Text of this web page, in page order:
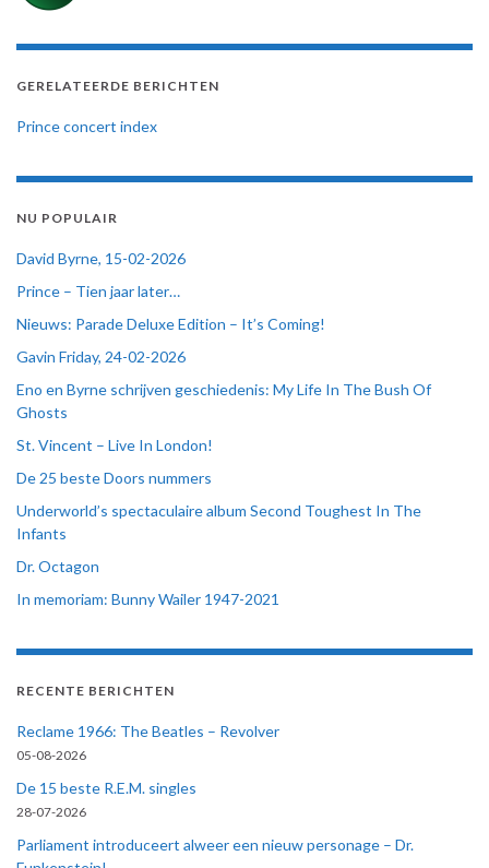
GERELATEERDE BERICHTEN
Prince concert index
NU POPULAIR
David Byrne, 15-02-2026
Prince – Tien jaar later…
Nieuws: Parade Deluxe Edition – It’s Coming!
Gavin Friday, 24-02-2026
Eno en Byrne schrijven geschiedenis: My Life In The Bush Of
Ghosts
St. Vincent – Live In London!
De 25 beste Doors nummers
Underworld’s spectaculaire album Second Toughest In The
Infants
Dr. Octagon
In memoriam: Bunny Wailer 1947-2021
RECENTE BERICHTEN
Reclame 1966: The Beatles – Revolver
05-08-2026
De 15 beste R.E.M. singles
28-07-2026
Parliament introduceert alweer een nieuw personage – Dr.